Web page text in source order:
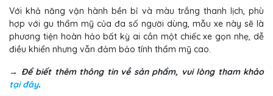
Với khả năng vận hành bền bỉ và màu trắng thanh lịch, phù
hợp với gu thẩm mỹ của đa số người dùng, mẫu xe này sẽ là
phương tiện hoàn hảo bất kỳ ai cần một chiếc xe gọn nhẹ, dễ
điều khiển nhưng vẫn đảm bảo tính thẩm mỹ cao.
→ Để biết thêm thông tin về sản phẩm, vui lòng tham khảo
tại đây.